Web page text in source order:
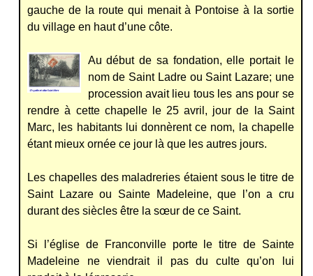
gauche de la route qui menait à Pontoise à la sortie
du village en haut d’une côte.
Au début de sa fondation, elle portait le
nom de Saint Ladre ou Saint Lazare; une
procession avait lieu tous les ans pour se
rendre à cette chapelle le 25 avril, jour de la Saint
Marc, les habitants lui donnèrent ce nom, la chapelle
étant mieux ornée ce jour là que les autres jours.
Les chapelles des maladreries étaient sous le titre de
Saint Lazare ou Sainte Madeleine, que l’on a cru
durant des siècles être la sœur de ce Saint.
Si l’église de Franconville porte le titre de Sainte
Madeleine ne viendrait il pas du culte qu’on lui